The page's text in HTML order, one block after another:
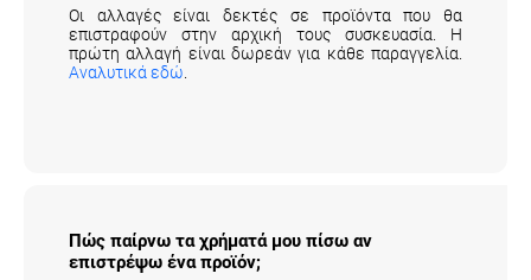
Οι αλλαγές είναι δεκτές σε προϊόντα που θα
επιστραφούν στην αρχική τους συσκευασία. Η
πρώτη αλλαγή είναι δωρεάν για κάθε παραγγελία.
Αναλυτικά εδώ
Πώς παίρνω τα χρήματά μου πίσω αν
επιστρέψω ένα προϊόν;